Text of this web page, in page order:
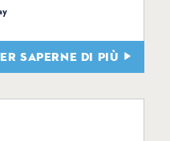
SAPERNE DI PIÙ